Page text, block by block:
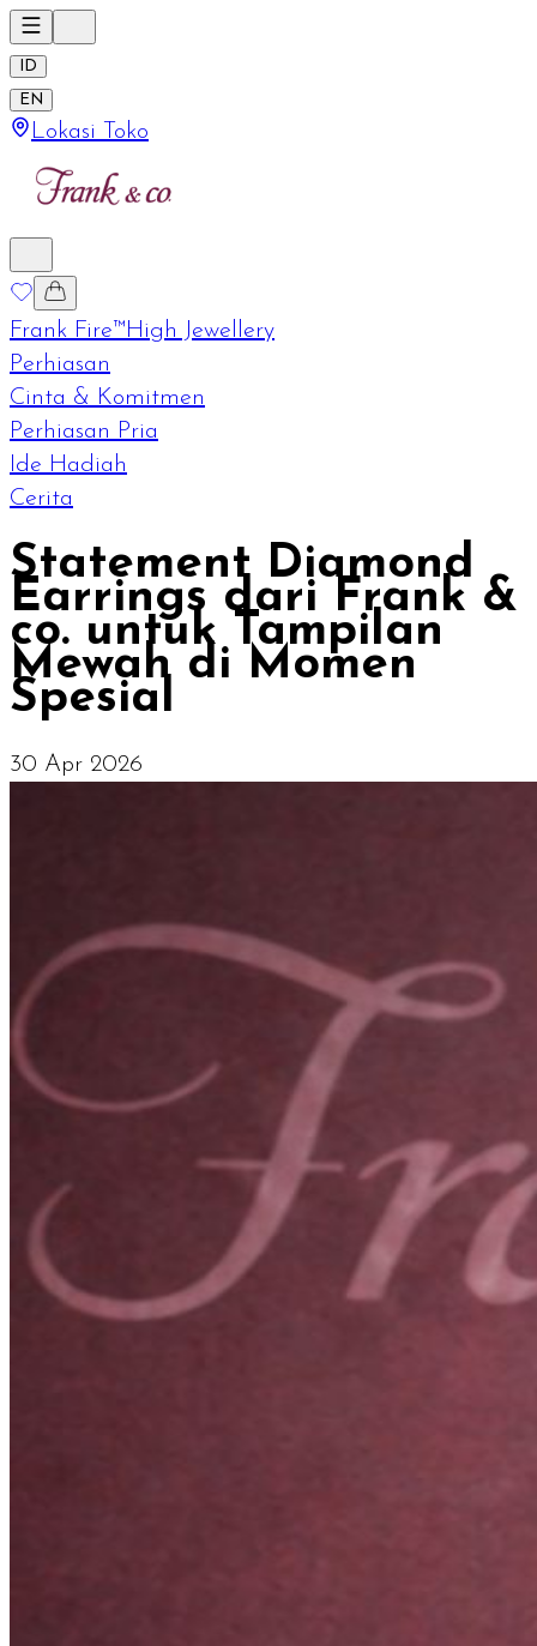
ID
EN
Lokasi Toko
Frank Fire™High Jewellery
Perhiasan
Cinta & Komitmen
Perhiasan Pria
Ide Hadiah
Cerita
Statement Diamond
Earrings dari Frank &
co. untuk Tampilan
Mewah di Momen
Spesial
30 Apr 2026